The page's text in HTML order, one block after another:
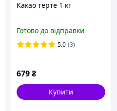
Какао терте 1 кг
Готово до відправки
5.0 (3)
679₴
Купити